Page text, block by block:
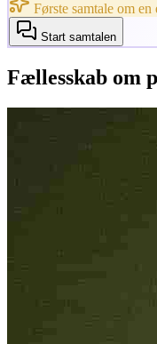
Første samtale om
Start samtalen
Fællesskab om